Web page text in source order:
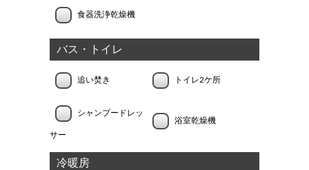
食器洗浄乾燥機
バス・トイレ
追い焚き トイレ2ケ所
シャンプードレッ
サー
浴室乾燥機
冷暖房